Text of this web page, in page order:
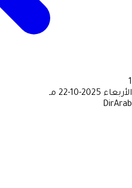
1
الأربعاء 2025-10-22 مـ
DirArab